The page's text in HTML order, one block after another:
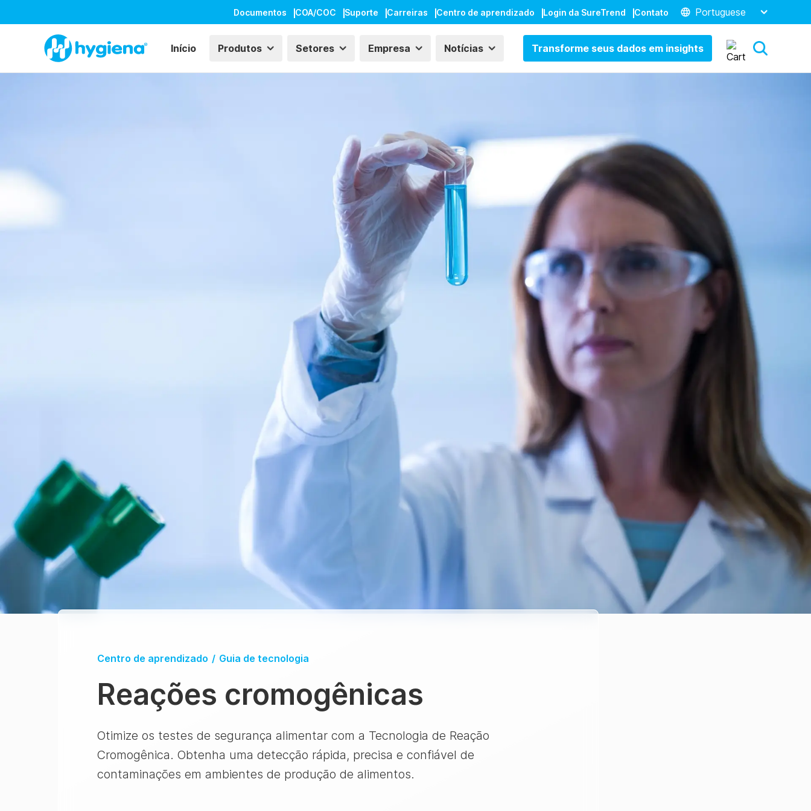
Documentos COA/COC Suporte Carreiras Centro de aprendizado Login da SureTrend Contato Portuguese
Início Produtos Setores Empresa Notícias Transforme seus dados em insights
Centro de aprendizado / Guia de tecnologia
Reações cromogênicas
Otimize os testes de segurança alimentar com a Tecnologia de Reação
Cromogênica. Obtenha uma detecção rápida, precisa e confiável de
contaminações em ambientes de produção de alimentos.